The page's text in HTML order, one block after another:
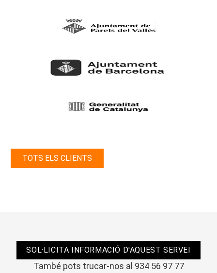
TOTS ELS CLIENTS
SOL·LICITA INFORMACIÓ D'AQUEST SERVEI
També pots trucar-nos al 934 56 97 77